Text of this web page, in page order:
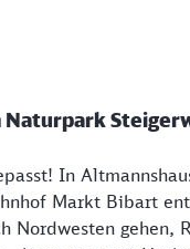
Naturpark
In
Markt Bibart
Nordwesten gehen,